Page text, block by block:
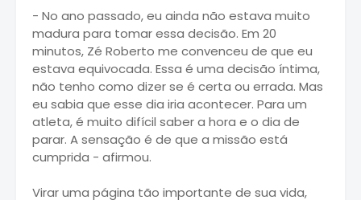
- No ano passado, eu ainda não estava muito
madura para tomar essa decisão. Em 20
minutos, Zé Roberto me convenceu de que eu
estava equivocada. Essa é uma decisão íntima,
não tenho como dizer se é certa ou errada. Mas
eu sabia que esse dia iria acontecer. Para um
atleta, é muito difícil saber a hora e o dia de
parar. A sensação é de que a missão está
cumprida - afirmou.
Virar uma página tão importante de sua vida,